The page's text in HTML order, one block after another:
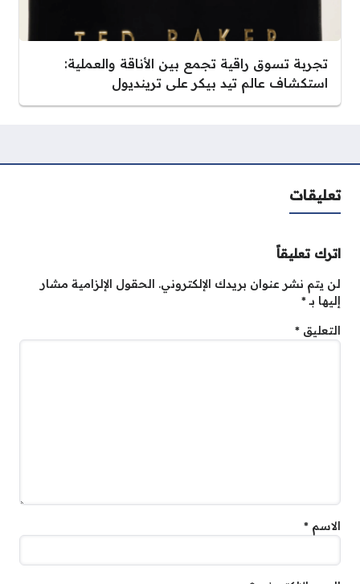
تجربة تسوق راقية تجمع بين الأناقة والعملية:
استكشاف عالم تيد بيكر على ترينديول
تعليقات
اترك تعليقاً
لن يتم نشر عنوان بريدك الإلكتروني. الحقول الإلزامية مشار
إليها بـ*
التعليق *
الاسم *